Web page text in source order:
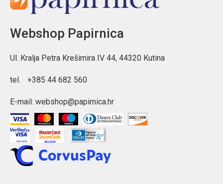
Webshop Papirnica
Ul. Kralja Petra Krešimira IV 44, 44320 Kutina
tel. +385 44 682 560
E-mail: webshop@papirnica.hr